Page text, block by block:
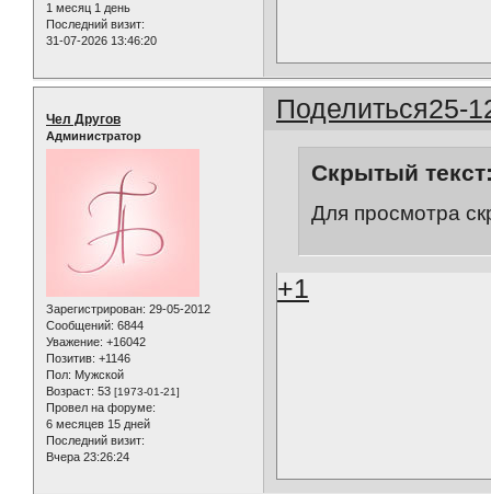
1 месяц 1 день
Последний визит:
31-07-2026 13:46:20
Поделиться25-
Чел Другов
Администратор
Зарегистрирован: 29-05-2012
Сообщений: 6844
Уважение: +16042
Позитив: +1146
Пол: Мужской
Возраст: 53 [1973-01-21]
Провел на форуме:
6 месяцев 15 дней
Последний визит:
Вчера 23:26:24
Скрытый
Для просмотра
+1